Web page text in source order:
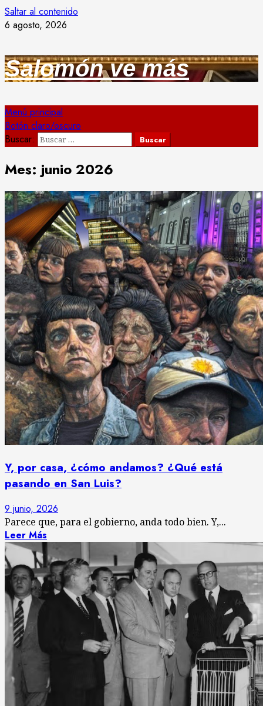
Saltar al contenido
6 agosto, 2026
Salomón ve más
Menú principal
Botón claro/oscuro
Buscar:
Mes: junio 2026
Y, por casa, ¿cómo andamos? ¿Qué está
pasando en San Luis?
9 junio, 2026
Parece que, para el gobierno, anda todo bien. Y,...
Leer Más